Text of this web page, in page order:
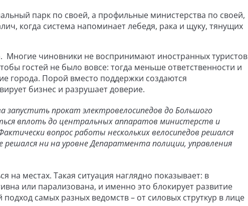
парк по своей, а профильные министерства по своей,
когда система напоминает лебедя, рака и щуку, тянущих
чиновники не воспринимают иностранных туристов
гостей не было вовсе: тогда меньше ответственности и
города. Порой вместо поддержки создаются
бизнес и разрушает доверие.
запустить прокат электровелосипедов до Большого
вплоть до центральных аппаратов министерств и
вопрос работы нескольких велосипедов решался
ни на уровне Депаратмента полиции, управления
местах. Такая ситуация наглядно показывает: в
или парализована, и именно это блокирует развитие
самых разных ведомств – от силовых струткур в лице